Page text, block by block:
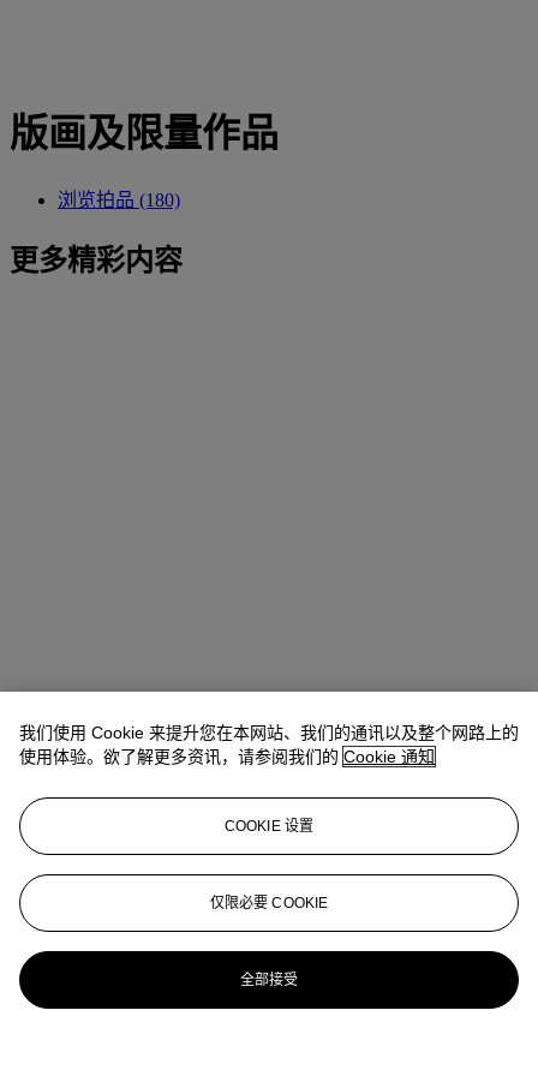
版画及限量作品
浏览拍品 (180)
更多精彩内容
我们使用 Cookie 来提升您在本网站、我们的通讯以及整个网路上的
使用体验。欲了解更多资讯，请参阅我们的 Cookie 通知
COOKIE 设置
仅限必要 COOKIE
全部接受